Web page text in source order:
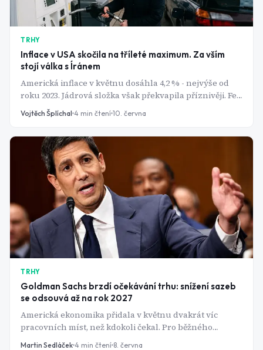
TRHY
Inflace v USA skočila na tříleté maximum. Za vším
stojí válka s Íránem
Americká inflace v květnu dosáhla 4,2 % - nejvýše od
roku 2023. Jádrová složka však překvapila příznivěji. Fed
se ocitl v pasti: zpomalit, nebo počkat?
Vojtěch Šplíchal 4 min čtení 10. června
TRHY
Goldman Sachs brzdí očekávání trhu: snížení sazeb
se odsouvá až na rok 2027
Americká ekonomika přidala v květnu dvakrát víc
pracovních míst, než kdokoli čekal. Pro běžného
člověka dobrá zpráva. Pro investory čekající na snížení
Martin Sedláček 4 min čtení 8. června